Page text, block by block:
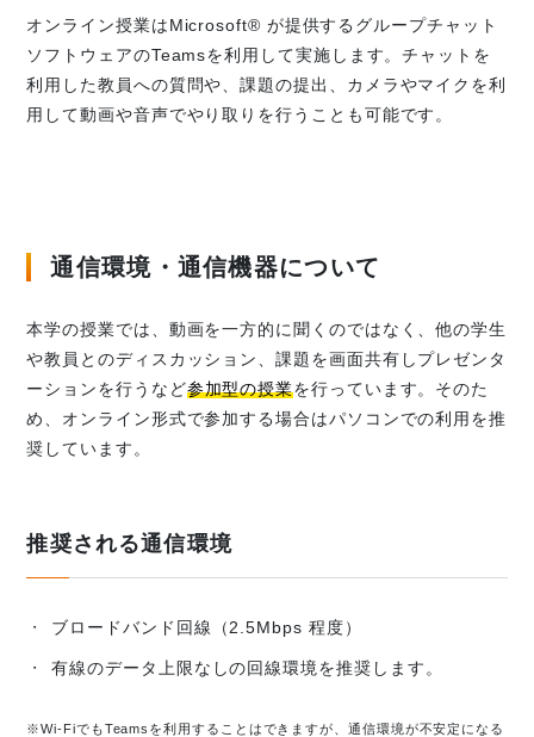
オンライン授業はMicrosoft® が提供するグループチャット
ソフトウェアのTeamsを利用して実施します。チャットを
利用した教員への質問や、課題の提出、カメラやマイクを利
用して動画や音声でやり取りを行うことも可能です。
通信環境・通信機器について
本学の授業では、動画を一方的に聞くのではなく、他の学生
や教員とのディスカッション、課題を画面共有しプレゼンタ
ーションを行うなど参加型の授業を行っています。そのた
め、オンライン形式で参加する場合はパソコンでの利用を推
奨しています。
推奨される通信環境
ブロードバンド回線（2.5Mbps 程度）
有線のデータ上限なしの回線環境を推奨します。
※Wi-FiでもTeamsを利用することはできますが、通信環境が不安定になる